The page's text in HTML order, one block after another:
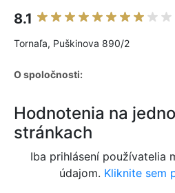
8.1
Tornaľa, Puškinova 890/2
O spoločnosti:
Hodnotenia na
stránkach
Iba prihlásení používatelia
údajom. Kliknite sem